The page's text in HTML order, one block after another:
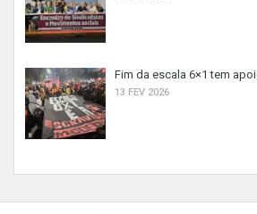
Fim da escala 6×1 tem
13 FEV 2026